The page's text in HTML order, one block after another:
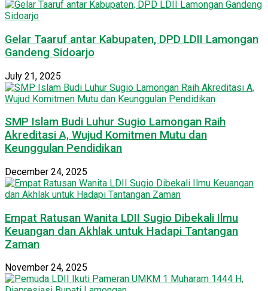
Gelar Taaruf antar Kabupaten, DPD LDII Lamongan
Gandeng Sidoarjo
July 21, 2025
SMP Islam Budi Luhur Sugio Lamongan Raih
Akreditasi A, Wujud Komitmen Mutu dan
Keunggulan Pendidikan
December 24, 2025
Empat Ratusan Wanita LDII Sugio Dibekali Ilmu
Keuangan dan Akhlak untuk Hadapi Tantangan
Zaman
November 24, 2025